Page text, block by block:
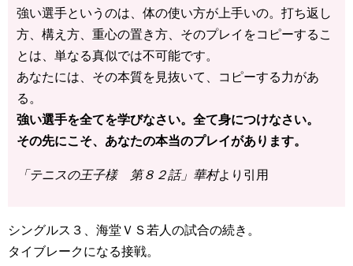
強い選手というのは、体の使い方が上手いの。打ち返し
方、構え方、重心の置き方、そのプレイをコピーするこ
とは、単なる真似では不可能です。
あなたには、その本質を見抜いて、コピーする力があ
る。
強い選手を全てを学びなさい。全て身につけなさい。
その先にこそ、あなたの本当のプレイがあります。
「テニスの王子様 第８２話」華村より引用
シングルス３、海堂ＶＳ若人の試合の続き。
タイブレークになる接戦。